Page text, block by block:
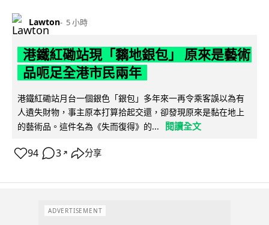
Lawton 5 小時
港鐵紅磡站現「黐地銀包」 原來是藝術
品呃足全港市民兩年
港鐵紅磡站月台一個銀色「銀包」多年來一再令乘客誤以為有
人遺失財物，事主原本打算拾起交還，卻發現原來是黏在地上
的藝術品。這件名為《失而復得》的...
閱讀全文
94 3 ↗ 分享
ADVERTISEMENT